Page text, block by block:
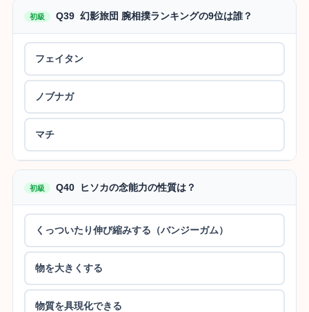
初級 Q39 幻影旅団 腕相撲ランキングの9位は誰？
フェイタン
ノブナガ
マチ
初級 Q40 ヒソカの念能力の性質は？
くっついたり伸び縮みする（バンジーガム）
物を大きくする
物質を具現化できる